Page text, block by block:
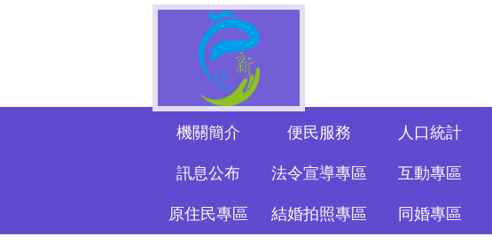
機關簡介 便民服務 人口統計
訊息公布 法令宣導專區 互動專區
原住民專區 結婚拍照專區 同婚專區